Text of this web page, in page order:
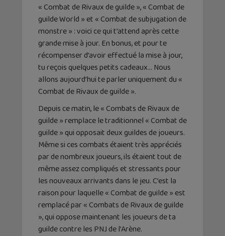
« Combat de Rivaux de guilde », « Combat de
guilde World » et « Combat de subjugation de
monstre » : voici ce qui t’attend après cette
grande mise à jour. En bonus, et pour te
récompenser d’avoir effectué la mise à jour,
tu reçois quelques petits cadeaux… Nous
allons aujourd’hui te parler uniquement du «
Combat de Rivaux de guilde ».
Depuis ce matin, le « Combats de Rivaux de
guilde » remplace le traditionnel « Combat de
guilde » qui opposait deux guildes de joueurs.
Même si ces combats étaient très appréciés
par de nombreux joueurs, ils étaient tout de
même assez compliqués et stressants pour
les nouveaux arrivants dans le jeu. C’est la
raison pour laquelle « Combat de guilde » est
remplacé par « Combats de Rivaux de guilde
», qui oppose maintenant les joueurs de ta
guilde contre les PNJ de l’Arène.